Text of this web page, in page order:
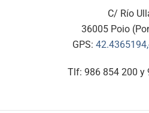
C/ Río
36005 Poio
GPS:
Tlf: 986 854 200 y